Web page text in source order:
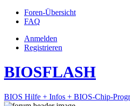
Foren-Übersicht
FAQ
Anmelden
Registrieren
BIOSFLASH
BIOS Hilfe + Infos + BIOS-Chip-